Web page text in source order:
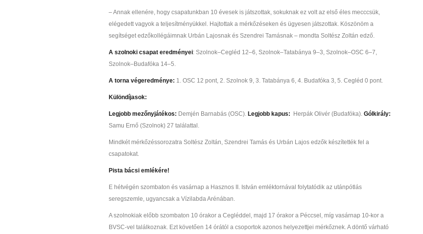
– Annak ellenére, hogy csapatunkban 10 évesek is játszottak, sokuknak ez volt az első éles mecccsük,
elégedett vagyok a teljesítményükkel. Hajtottak a mérkőzéseken és ügyesen játszottak. Köszönöm a
segítséget edzőkollégáimnak Urbán Lajosnak és Szendrei Tamásnak – mondta Soltész Zoltán edző.
A szolnoki csapat eredményei: Szolnok–Cegléd 12–6, Szolnok–Tatabánya 9–3, Szolnok–OSC 6–7,
Szolnok–Budafóka 14–5.
A torna végeredménye: 1. OSC 12 pont, 2. Szolnok 9, 3. Tatabánya 6, 4. Budafóka 3, 5. Cegléd 0 pont.
Különdíjasok:
Legjobb mezőnyjátékos: Demjén Barnabás (OSC). Legjobb kapus: Herpák Olivér (Budafóka). Gólkirály:
Samu Ernő (Szolnok) 27 találattal.
Mindkét mérkőzéssorozatra Soltész Zoltán, Szendrei Tamás és Urbán Lajos edzők készítették fel a
csapatokat.
Pista bácsi emlékére!
E hétvégén szombaton és vasárnap a Hasznos II. István emléktornával folytatódik az utánpótlás
seregszemle, ugyancsak a Vízilabda Arénában.
A szolnokiak előbb szombaton 10 órakor a Cegléddel, majd 17 órakor a Péccsel, míg vasárnap 10-kor a
BVSC-vel találkoznak. Ezt követően 14 órától a csoportok azonos helyezettjei mérkőznek. A döntő várható